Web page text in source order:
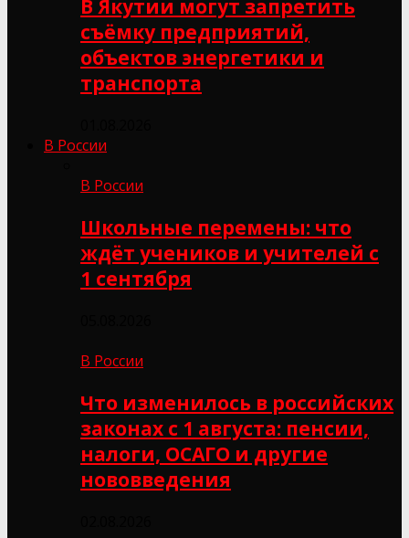
В Якутии могут запретить
съёмку предприятий,
объектов энергетики и
транспорта
В России
В России
Школьные перемены: что
ждёт учеников и учителей с
1 сентября
В России
Что изменилось в российских
законах с 1 августа: пенсии,
налоги, ОСАГО и другие
нововведения